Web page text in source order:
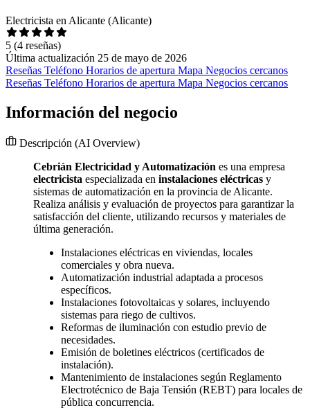
Electricista en Alicante (Alicante)
5 (4 reseñas)
Última actualización 25 de mayo de 2026
Reseñas Teléfono Horarios de apertura Mapa Negocios cercanos
Reseñas Teléfono Horarios de apertura Mapa Negocios cercanos
Información del negocio
Descripción (AI Overview)
Cebrián Electricidad y Automatización es una empresa
electricista especializada en instalaciones eléctricas y
sistemas de automatización en la provincia de Alicante.
Realiza análisis y evaluación de proyectos para garantizar la
satisfacción del cliente, utilizando recursos y materiales de
última generación.
Instalaciones eléctricas en viviendas, locales
comerciales y obra nueva.
Automatización industrial adaptada a procesos
específicos.
Instalaciones fotovoltaicas y solares, incluyendo
sistemas para riego de cultivos.
Reformas de iluminación con estudio previo de
necesidades.
Emisión de boletines eléctricos (certificados de
instalación).
Mantenimiento de instalaciones según Reglamento
Electrotécnico de Baja Tensión (REBT) para locales de
pública concurrencia.